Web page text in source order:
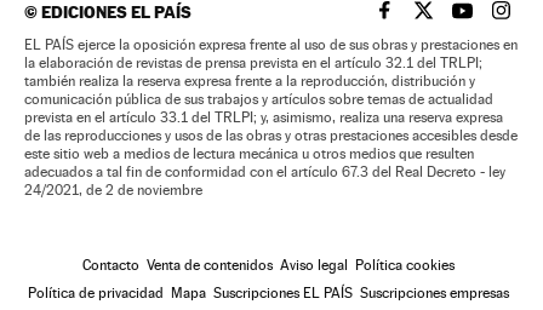
©EDICIONES EL PAÍS EL PAÍS BRASIL EN
EL PAÍSEL PAÍS
EL
EL PAÍS ejerce la oposición expresa frente al uso de sus obras y prestaciones en
la elaboración de revistas de prensa prevista en el artículo 32.1 del TRLPI;
también realiza la reserva expresa frente a la reproducción, distribución y
comunicación pública de sus trabajos y artículos sobre temas de actualidad
prevista en el artículo 33.1 del TRLPI; y, asimismo, realiza una reserva expresa
de las reproducciones y usos de las obras y otras prestaciones accesibles desde
este sitio web a medios de lectura mecánica u otros medios que resulten
adecuados a tal fin de conformidad con el artículo 67.3 del Real Decreto - ley
24/2021, de 2 de noviembre
Contacto Venta de contenidos Aviso legal
Política cookies
Política de privacidad
Mapa Suscripciones EL PAÍS Suscripciones empresas